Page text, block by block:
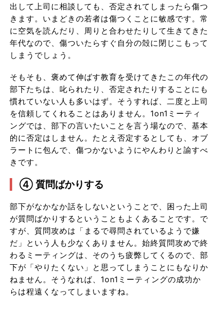
出して上司に相談しても、否定されてしまったら傷つ
きます。いまどきの若者は傷つくことに敏感です。常
に空気を読んだり、周りと合わせたりして生きてきた
年代なので、傷ついたらすぐ自分の殻に閉じこもって
しまうでしょう。
そもそも、褒めて伸ばす教育を受けてきたこの年代の
部下たちは、叱られたり、否定されたりすることにも
慣れていない人も多いはず。そうすれば、二度と上司
を信頼してくれることはありません。1on1ミーティ
ングでは、部下の言いたいことを言う場なので、基本
的に否定はしません。たとえ否定するとしても、オブ
ラートに包んで、傷つかないようにやんわりと諭すべ
きです。
④ 質問ばかりする
部下がなかなか話をしないということで、困った上司
が質問ばかりするということもよくあることです。で
すが、質問攻めは「まるで尋問されているようで嫌
だ」という人も少なくありません。始終質問攻めで終
わるミーティングは、そのうち疲弊してくるので、部
下が「やりたくない」と思ってしまうことにもなりか
ねません。そうなれば、1on1ミーティングの成功か
らは程遠くなってしまいますね。